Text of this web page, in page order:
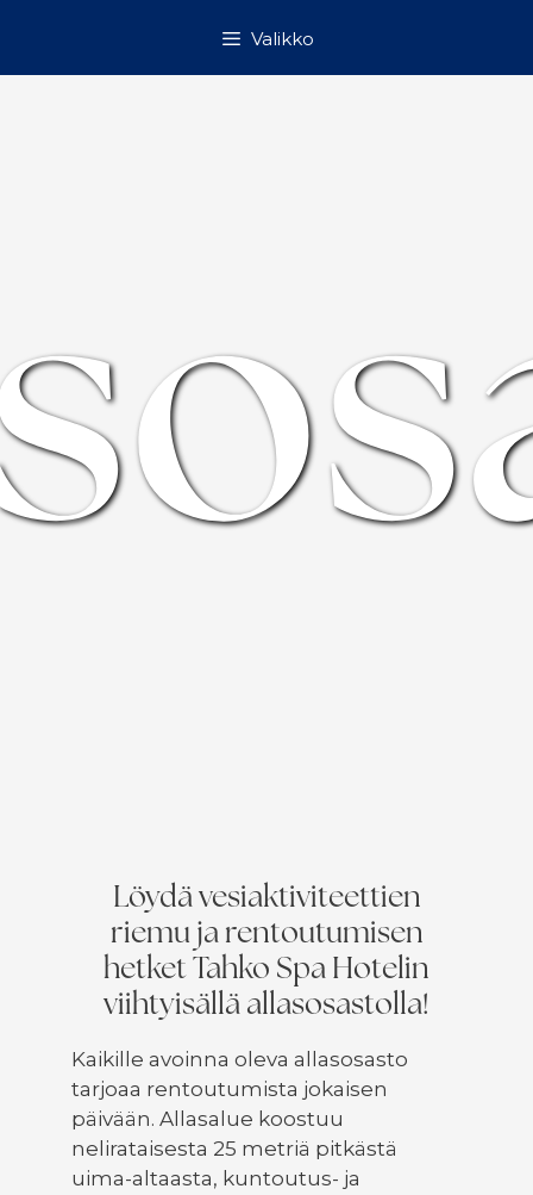
Valikko
Löydä vesiaktiviteettien
riemu ja rentoutumisen
hetket Tahko Spa Hotelin
viihtyisällä allasosastolla!
Kaikille avoinna oleva allasosasto
tarjoaa rentoutumista jokaisen
päivään. Allasalue koostuu
nelirataisesta 25 metriä pitkästä
uima-altaasta, kuntoutus- ja